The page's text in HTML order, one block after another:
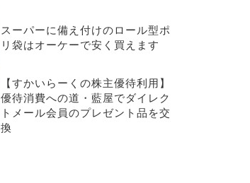
スーパーに備え付けのロール型ポ
リ袋はオーケーで安く買えます
【すかいらーくの株主優待利用】
優待消費への道・藍屋でダイレク
トメール会員のプレゼント品を交
換